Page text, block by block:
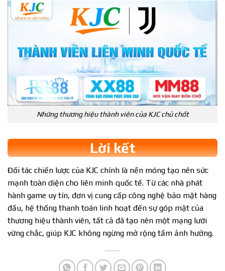
Những thương hiệu thành viên của KJC chủ chốt
Lời kết
Đối tác chiến lược của KJC chính là nền móng tạo nên sức
mạnh toàn diện cho liên minh quốc tế. Từ các nhà phát
hành game uy tín, đơn vị cung cấp công nghệ bảo mật hàng
đầu, hệ thống thanh toán linh hoạt đến sự góp mặt của
thương hiệu thành viên, tất cả đã tạo nên một mạng lưới
vững chắc, giúp KJC không ngừng mở rộng tầm ảnh hưởng.